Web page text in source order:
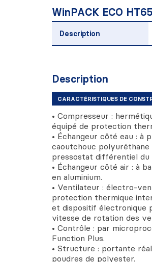
WinPACK ECO HT65
Description
Description
CARACTÉRISTIQUES DE
• Compresseur :
équipé de protection
• Échangeur côté eau : à
caoutchouc polyuréthane
pressostat différentiel du
• Échangeur côté air : à
en aluminium.
• Ventilateur : électro-
protection thermique
et dispositif électronique
vitesse de rotation des
• Contrôle : par
Function Plus.
• Structure : portante
poudres de polyester.